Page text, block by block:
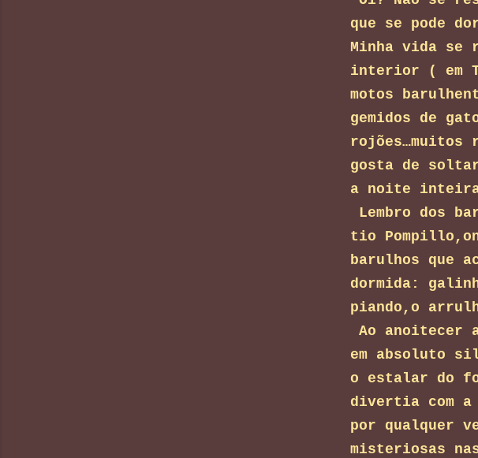
que se pode
Minha vida se
interior ( em
motos
gemidos de
rojões…muitos
gosta de
a noite
Lembro dos
tio
barulhos que
dormida:
piando,o
Ao anoitecer
em absoluto
o estalar do
divertia com a
por
qualquer
misteriosas